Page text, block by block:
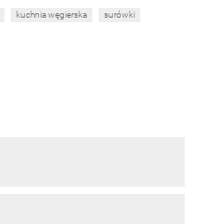
kuchnia węgierska
surówki